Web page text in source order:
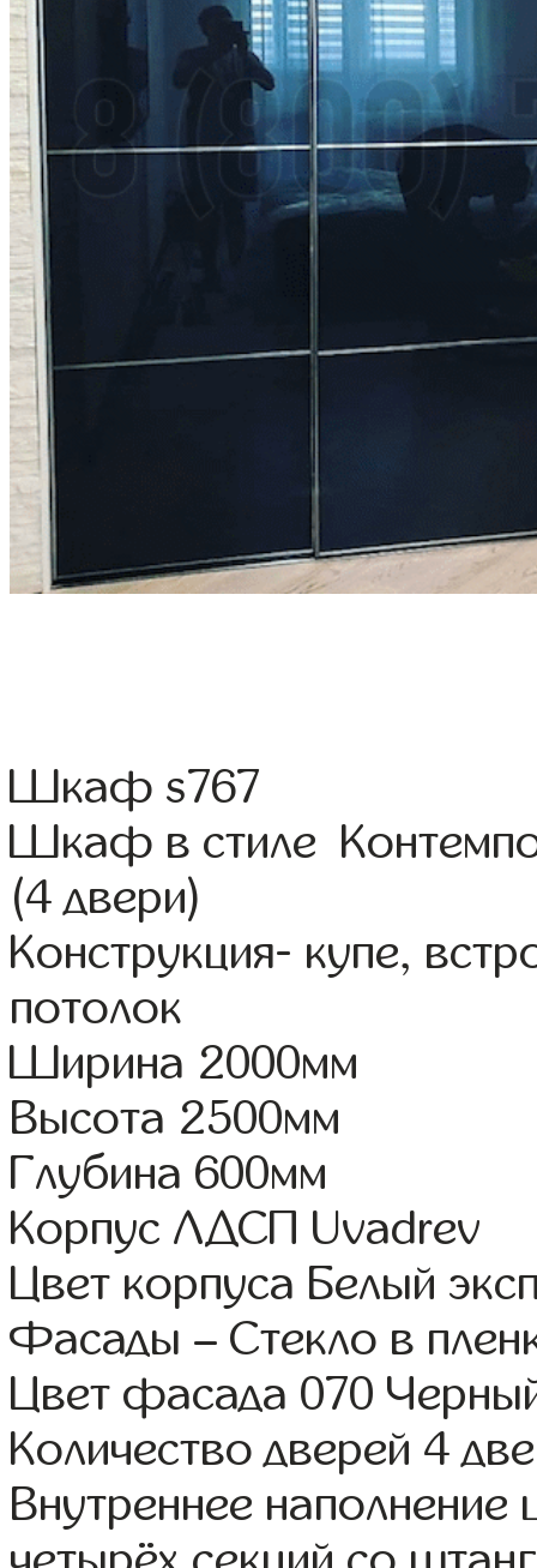
Шкаф s767
Шкаф в стиле
(4 двери)
Конструкция- купе,
потолок
Ширина 2000мм
Высота 2500мм
Глубина 600мм
Корпус ЛДСП Uvadrev
Цвет корпуса Белый
Фасады – Стекло в
Цвет фасада 070
Количество дверей 4
Внутреннее